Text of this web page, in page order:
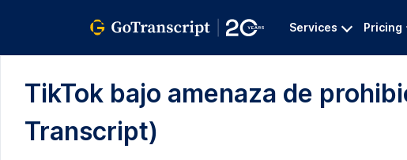
Services Pricing
TikTok bajo amenaza de
Transcript)